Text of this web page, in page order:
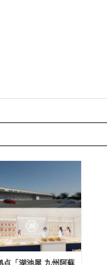
点「湖池屋 九州阿蘇